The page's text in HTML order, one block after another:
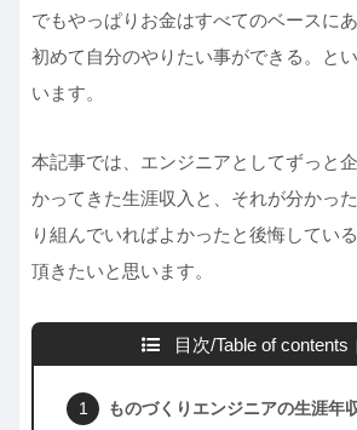
でもやっぱりお金はすべてのベースに
初めて自分のやりたい事ができる。と
います。
本記事では、エンジニアとしてずっと
かってきた生涯収入と、それが分かっ
り組んでいればよかったと後悔してい
頂きたいと思います。
目次/Table of contents
ものづくりエンジニアの生涯年